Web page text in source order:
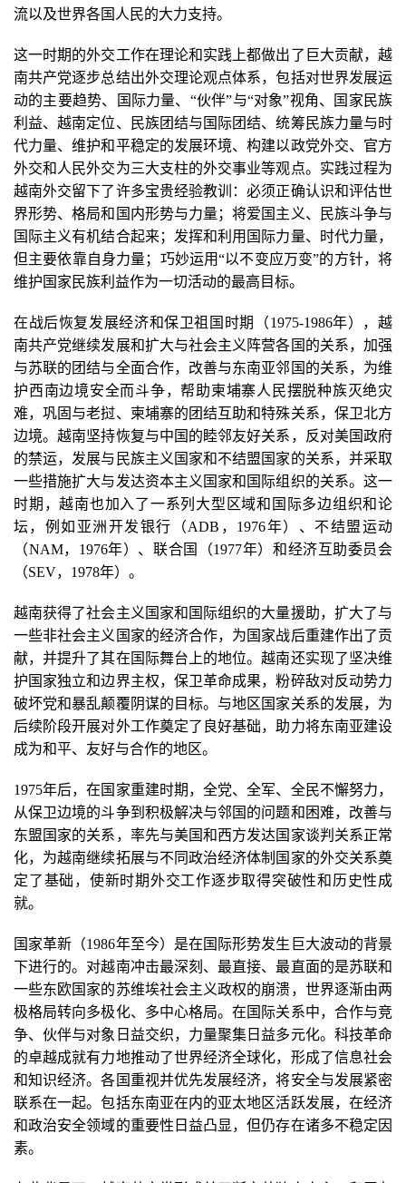
流以及世界各国人民的大力支持。
这一时期的外交工作在理论和实践上都做出了巨大贡献，越
南共产党逐步总结出外交理论观点体系，包括对世界发展运
动的主要趋势、国际力量、“伙伴”与“对象”视角、国家民族
利益、越南定位、民族团结与国际团结、统筹民族力量与时
代力量、维护和平稳定的发展环境、构建以政党外交、官方
外交和人民外交为三大支柱的外交事业等观点。实践过程为
越南外交留下了许多宝贵经验教训：必须正确认识和评估世
界形势、格局和国内形势与力量；将爱国主义、民族斗争与
国际主义有机结合起来；发挥和利用国际力量、时代力量，
但主要依靠自身力量；巧妙运用“以不变应万变”的方针，将
维护国家民族利益作为一切活动的最高目标。
在战后恢复发展经济和保卫祖国时期（1975-1986年），越
南共产党继续发展和扩大与社会主义阵营各国的关系，加强
与苏联的团结与全面合作，改善与东南亚邻国的关系，为维
护西南边境安全而斗争，帮助柬埔寨人民摆脱种族灭绝灾
难，巩固与老挝、柬埔寨的团结互助和特殊关系，保卫北方
边境。越南坚持恢复与中国的睦邻友好关系，反对美国政府
的禁运，发展与民族主义国家和不结盟国家的关系，并采取
一些措施扩大与发达资本主义国家和国际组织的关系。这一
时期，越南也加入了一系列大型区域和国际多边组织和论
坛，例如亚洲开发银行（ADB，1976年）、不结盟运动
（NAM，1976年）、联合国（1977年）和经济互助委员会
（SEV，1978年）。
越南获得了社会主义国家和国际组织的大量援助，扩大了与
一些非社会主义国家的经济合作，为国家战后重建作出了贡
献，并提升了其在国际舞台上的地位。越南还实现了坚决维
护国家独立和边界主权，保卫革命成果，粉碎敌对反动势力
破坏党和暴乱颠覆阴谋的目标。与地区国家关系的发展，为
后续阶段开展对外工作奠定了良好基础，助力将东南亚建设
成为和平、友好与合作的地区。
1975年后，在国家重建时期，全党、全军、全民不懈努力，
从保卫边境的斗争到积极解决与邻国的问题和困难，改善与
东盟国家的关系，率先与美国和西方发达国家谈判关系正常
化，为越南继续拓展与不同政治经济体制国家的外交关系奠
定了基础，使新时期外交工作逐步取得突破性和历史性成
就。
国家革新（1986年至今）是在国际形势发生巨大波动的背景
下进行的。对越南冲击最深刻、最直接、最直面的是苏联和
一些东欧国家的苏维埃社会主义政权的崩溃，世界逐渐由两
极格局转向多极化、多中心格局。在国际关系中，合作与竞
争、伙伴与对象日益交织，力量聚集日益多元化。科技革命
的卓越成就有力地推动了世界经济全球化，形成了信息社会
和知识经济。各国重视并优先发展经济，将安全与发展紧密
联系在一起。包括东南亚在内的亚太地区活跃发展，在经济
和政治安全领域的重要性日益凸显，但仍存在诸多不稳定因
素。